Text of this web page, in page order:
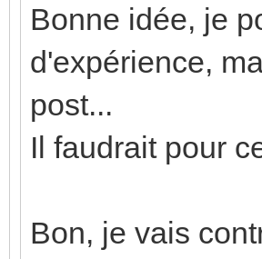
Bonne idée, je
d'expérience,
post...
Il faudrait pour
Bon, je vais